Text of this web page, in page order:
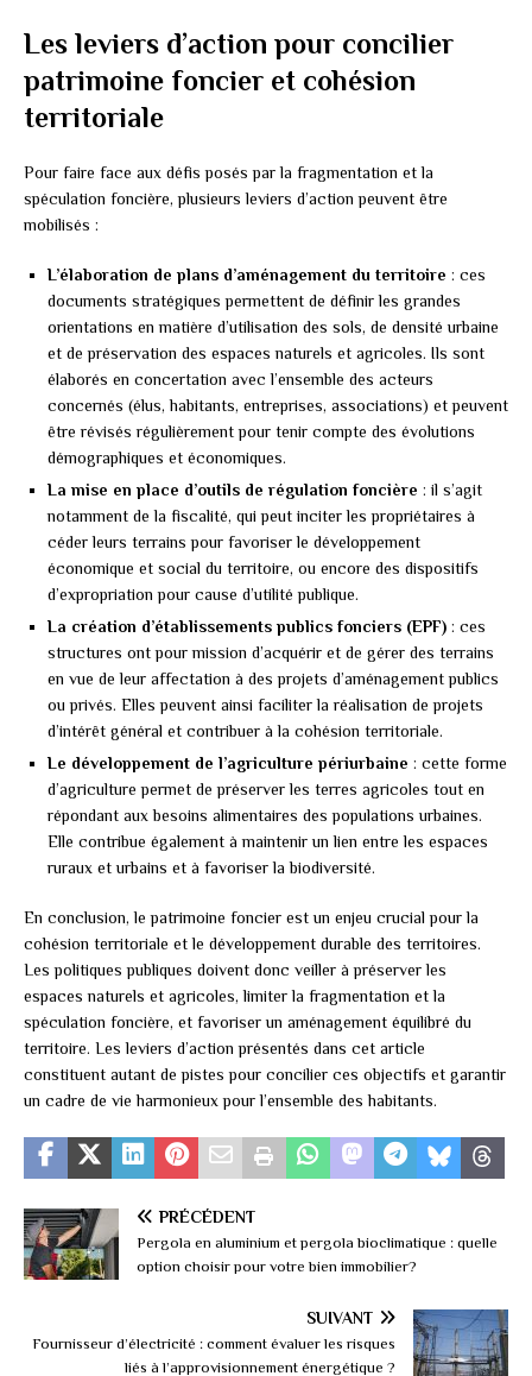
Les leviers d’action pour concilier
patrimoine foncier et cohésion
territoriale
Pour faire face aux défis posés par la fragmentation et la
spéculation foncière, plusieurs leviers d’action peuvent être
mobilisés :
L’élaboration de plans d’aménagement du territoire : ces
documents stratégiques permettent de définir les grandes
orientations en matière d’utilisation des sols, de densité urbaine
et de préservation des espaces naturels et agricoles. Ils sont
élaborés en concertation avec l’ensemble des acteurs
concernés (élus, habitants, entreprises, associations) et peuvent
être révisés régulièrement pour tenir compte des évolutions
démographiques et économiques.
La mise en place d’outils de régulation foncière : il s’agit
notamment de la fiscalité, qui peut inciter les propriétaires à
céder leurs terrains pour favoriser le développement
économique et social du territoire, ou encore des dispositifs
d’expropriation pour cause d’utilité publique.
La création d’établissements publics fonciers (EPF) : ces
structures ont pour mission d’acquérir et de gérer des terrains
en vue de leur affectation à des projets d’aménagement publics
ou privés. Elles peuvent ainsi faciliter la réalisation de projets
d’intérêt général et contribuer à la cohésion territoriale.
Le développement de l’agriculture périurbaine : cette forme
d’agriculture permet de préserver les terres agricoles tout en
répondant aux besoins alimentaires des populations urbaines.
Elle contribue également à maintenir un lien entre les espaces
ruraux et urbains et à favoriser la biodiversité.
En conclusion, le patrimoine foncier est un enjeu crucial pour la
cohésion territoriale et le développement durable des territoires.
Les politiques publiques doivent donc veiller à préserver les
espaces naturels et agricoles, limiter la fragmentation et la
spéculation foncière, et favoriser un aménagement équilibré du
territoire. Les leviers d’action présentés dans cet article
constituent autant de pistes pour concilier ces objectifs et garantir
un cadre de vie harmonieux pour l’ensemble des habitants.
PRÉCÉDENT
Pergola en aluminium et pergola bioclimatique : quelle
option choisir pour votre bien immobilier?
SUIVANT
Fournisseur d’électricité : comment évaluer les risques
liés à l’approvisionnement énergétique ?